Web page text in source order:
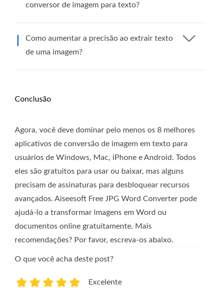
conversor de imagem para texto?
Como aumentar a precisão ao extrair texto
de uma imagem?
Conclusão
Agora, você deve dominar pelo menos os 8 melhores
aplicativos de conversão de imagem em texto para
usuários de Windows, Mac, iPhone e Android. Todos
eles são gratuitos para usar ou baixar, mas alguns
precisam de assinaturas para desbloquear recursos
avançados. Aiseesoft Free JPG Word Converter pode
ajudá-lo a transformar imagens em Word ou
documentos online gratuitamente. Mais
recomendações? Por favor, escreva-os abaixo.
O que você acha deste post?
Excelente